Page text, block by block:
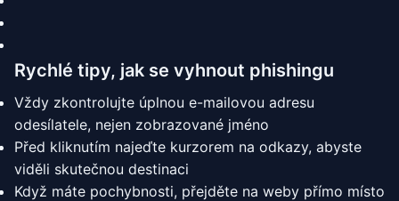
Rychlé tipy, jak se vyhnout phishingu
Vždy zkontrolujte úplnou e-mailovou adresu
odesílatele, nejen zobrazované jméno
Před kliknutím najeďte kurzorem na odkazy, abyste
viděli skutečnou destinaci
Když máte pochybnosti, přejděte na weby přímo místo